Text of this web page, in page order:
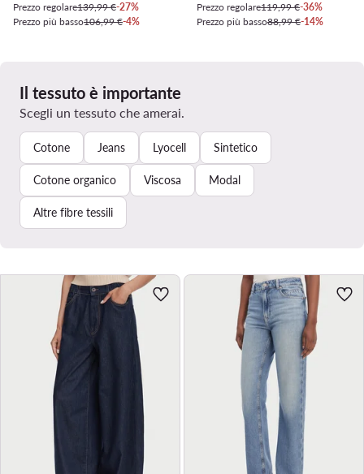
Prezzo regolare139,99 €-27%
Prezzo più basso106,99 €-4%
Prezzo regolare119,99 €-36%
Prezzo più basso88,99 €-14%
Il tessuto è importante
Scegli un tessuto che amerai.
Cotone Jeans Lyocell Sintetico
Cotone organico Viscosa Modal
Altre fibre tessili